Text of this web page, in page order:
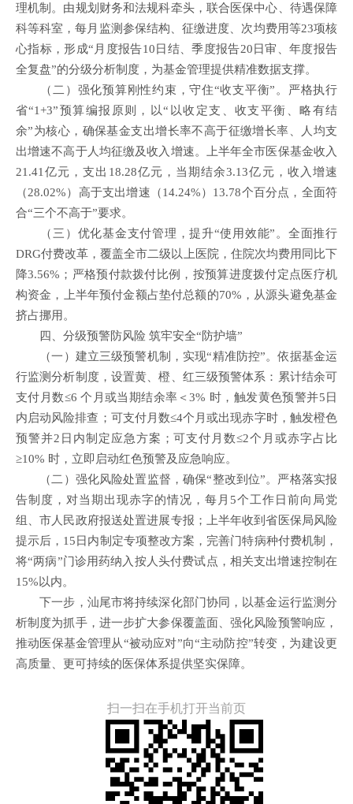
理机制。由规划财务和法规科牵头，联合医保中心、待遇保障
科等科室，每月监测参保结构、征缴进度、次均费用等23项核
心指标，形成“月度报告10日结、季度报告20日审、年度报告
全复盘”的分级分析制度，为基金管理提供精准数据支撑。
（二）强化预算刚性约束，守住“收支平衡”。 严格执行
省“1+3”预算编报原则，以“以收定支、收支平衡、略有结
余”为核心，确保基金支出增长率不高于征缴增长率、人均支
出增速不高于人均征缴及收入增速。上半年全市医保基金收入
21.41亿元，支出18.28亿元，当期结余3.13亿元，收入增速
（28.02%）高于支出增速（14.24%）13.78个百分点，全面符
合“三个不高于”要求。
（三）优化基金支付管理，提升“使用效能”。 全面推行
DRG付费改革，覆盖全市二级以上医院，住院次均费用同比下
降3.56%；严格预付款拨付比例，按预算进度拨付定点医疗机
构资金，上半年预付金额占垫付总额的70%，从源头避免基金
挤占挪用。
四、分级预警防风险 筑牢安全“防护墙”
（一）建立三级预警机制，实现“精准防控”。依据基金运
行监测分析制度，设置黄、橙、红三级预警体系：累计结余可
支付月数≤6 个月或当期结余率＜3% 时，触发黄色预警并5日
内启动风险排查；可支付月数≤4个月或出现赤字时，触发橙色
预警并2日内制定应急方案；可支付月数≤2个月或赤字占比
≥10% 时，立即启动红色预警及应急响应。
（二）强化风险处置监督，确保“整改到位”。 严格落实报
告制度，对当期出现赤字的情况，每月5个工作日前向局党
组、市人民政府报送处置进展专报；上半年收到省医保局风险
提示后，15日内制定专项整改方案，完善门特病种付费机制，
将“两病”门诊用药纳入按人头付费试点，相关支出增速控制在
15%以内。
下一步，汕尾市将持续深化部门协同，以基金运行监测分
析制度为抓手，进一步扩大参保覆盖面、强化风险预警响应，
推动医保基金管理从“被动应对”向“主动防控”转变，为建设更
高质量、更可持续的医保体系提供坚实保障。
扫一扫在手机打开当前页